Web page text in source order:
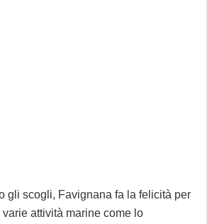
gli scogli, Favignana fa la felicità per
attività marine come lo